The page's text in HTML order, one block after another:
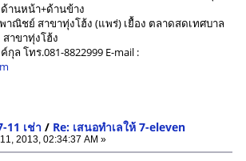
านหน้า+ด้านข้าง
าณิชย์ สาขาทุ่งโฮ้ง (แพร่) เยื้อง ตลาดสดเทศบาล
สาขาทุ่งโฮ้ง
ล โทร.081-8822999 E-mail :
11 เช่า / Re: เสนอทำเลให้ 7-eleven
2013, 02:34:37 AM »